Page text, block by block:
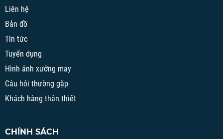
Liên hệ
Bản đồ
Tin tức
Tuyển dụng
Hình ảnh xưởng may
Câu hỏi thường gặp
Khách hàng thân thiết
CHÍNH SÁCH